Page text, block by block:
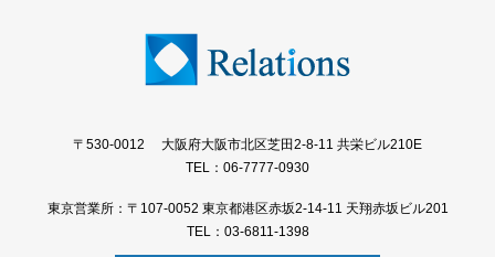
〒530-0012 大阪府大阪市北区芝田2-8-11 共栄ビル210E
TEL：06-7777-0930
東京営業所：〒107-0052 東京都港区赤坂2-14-11 天翔赤坂ビル201
TEL：03-6811-1398